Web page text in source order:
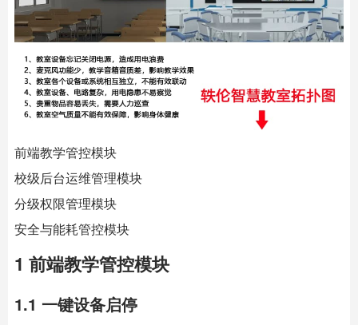
前端教学管控模块
校级后台运维管理模块
分级权限管理模块
安全与能耗管控模块
1 前端教学管控模块
1.1 一键设备启停